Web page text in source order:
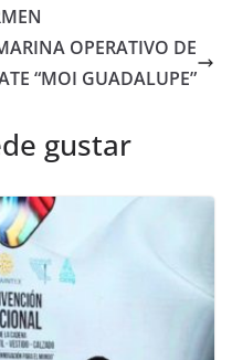
OPERATIVO DE
“MOI GUADALUPE”
gustar